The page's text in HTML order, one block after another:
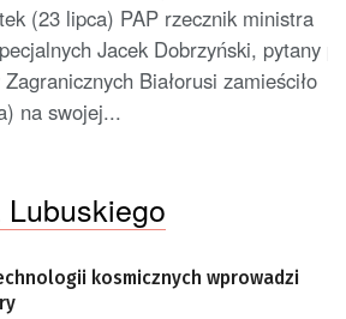
(23 lipca) PAP rzecznik ministra
Jacek Dobrzyński, pytany
Białorusi zamieściło
na swojej...
kosmicznych wprowadzi